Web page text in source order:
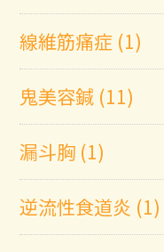
線維筋痛症 (1)
鬼美容鍼 (11)
漏斗胸 (1)
逆流性食道炎 (1)